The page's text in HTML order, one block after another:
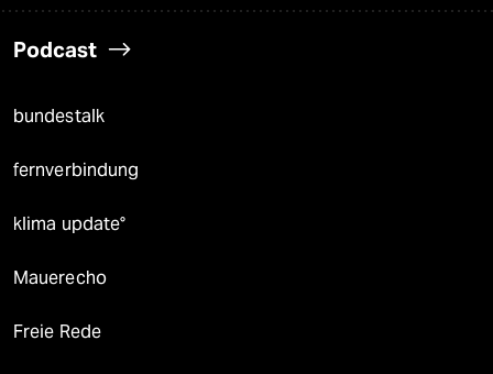
Podcast
bundestalk
fernverbindung
klima update°
Mauerecho
Freie Rede